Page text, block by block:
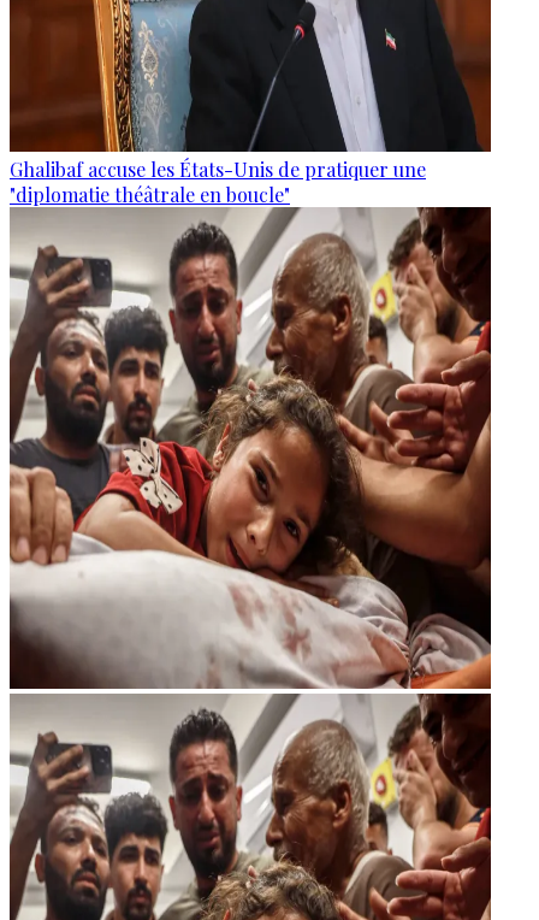
Ghalibaf accuse les États-Unis de pratiquer une
"diplomatie théâtrale en boucle"